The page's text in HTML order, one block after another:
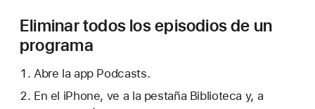
Eliminar todos los episodios de un
programa
Abre la app Podcasts.
En el iPhone, ve a la pestaña Biblioteca y, a